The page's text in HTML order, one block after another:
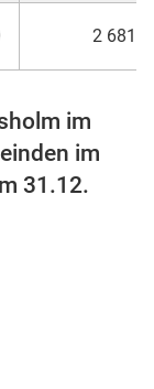
2 681
im
im
31.12.